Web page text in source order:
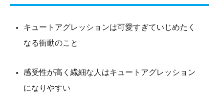
キュートアグレッションは可愛すぎていじめたく
なる衝動のこと
感受性が高く繊細な人はキュートアグレッション
になりやすい